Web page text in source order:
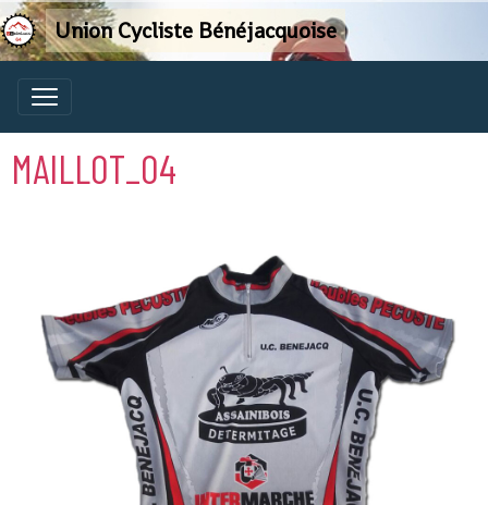
Union Cycliste Bénéjacquoise
MAILLOT_04